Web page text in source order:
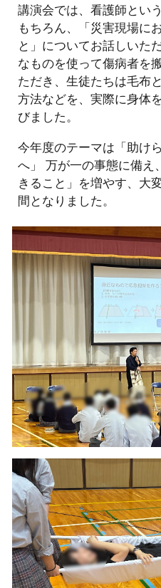
講演会では、看護師とい
もちろん、「災害現場に
と」についてお話しいた
なものを使って傷病者を
ただき、生徒たちは毛布
方法などを、実際に身体
びました。
今年度のテーマは「助け
へ」 万が一の事態に備え
きること」を増やす、大
間となりました。